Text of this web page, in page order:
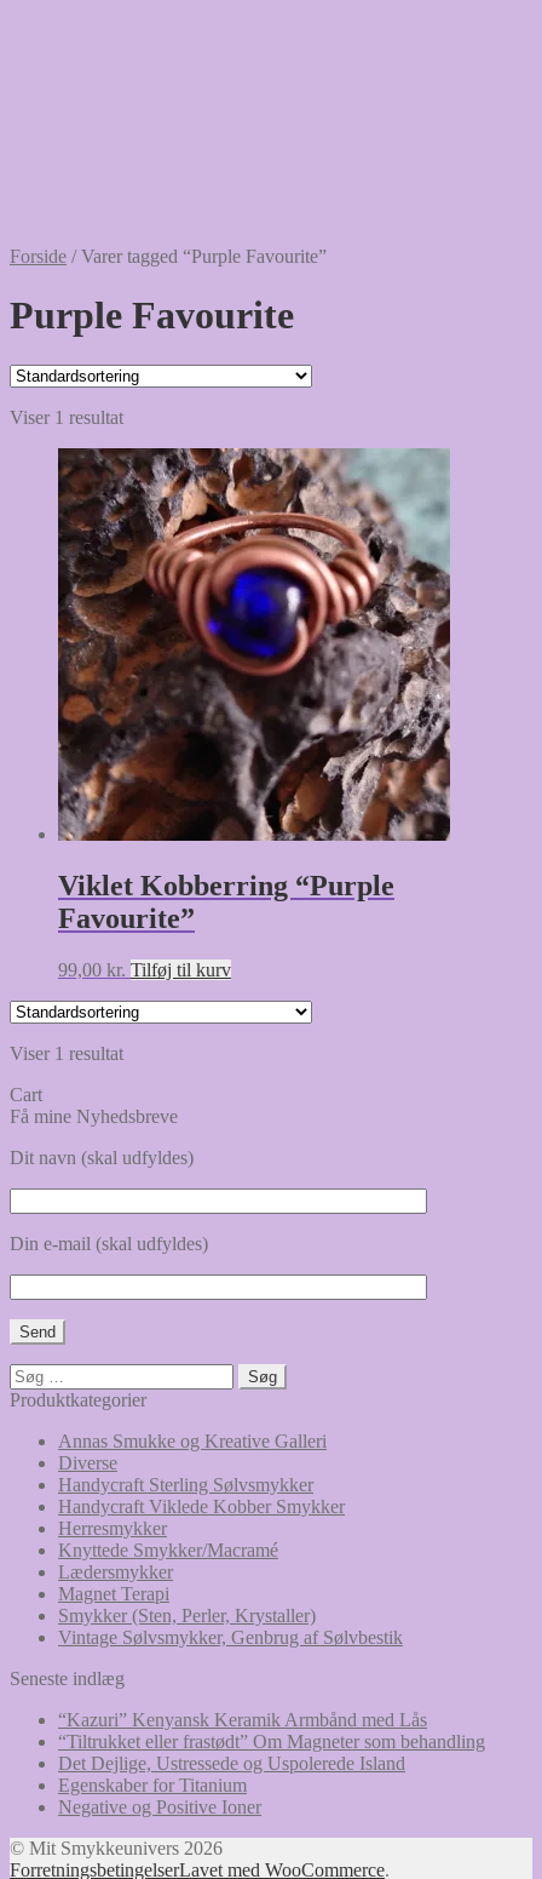
Forside /Varer tagged “Purple Favourite”
Purple Favourite
Viser 1 resultat
Viklet Kobberring “Purple
Favourite”
99,00 kr. Tilføj til kurv
Viser 1 resultat
Cart
Få mine Nyhedsbreve
Dit navn (skal udfyldes)
Din e-mail (skal udfyldes)
Søg
efter:
Produktkategorier
Annas Smukke og Kreative Galleri
Diverse
Handycraft Sterling Sølvsmykker
Handycraft Viklede Kobber Smykker
Herresmykker
Knyttede Smykker/Macramé
Lædersmykker
Magnet Terapi
Smykker (Sten, Perler, Krystaller)
Vintage Sølvsmykker, Genbrug af Sølvbestik
Seneste indlæg
“Kazuri” Kenyansk Keramik Armbånd med Lås
“Tiltrukket eller frastødt” Om Magneter som behandling
Det Dejlige, Ustressede og Uspolerede Island
Egenskaber for Titanium
Negative og Positive Ioner
© Mit Smykkeunivers 2026
ForretningsbetingelserLavet med WooCommerce.